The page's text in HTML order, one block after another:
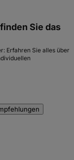
Sie das
Erfahren Sie alles über